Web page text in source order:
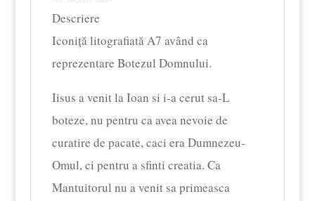
Descriere
Iconiță litografiată A7 având ca
reprezentare Botezul Domnului.
Iisus a venit la Ioan si i-a cerut sa-L
boteze, nu pentru ca avea nevoie de
curatire de pacate, caci era Dumnezeu-
Omul, ci pentru a sfinti creatia. Ca
Mantuitorul nu a venit sa primeasca